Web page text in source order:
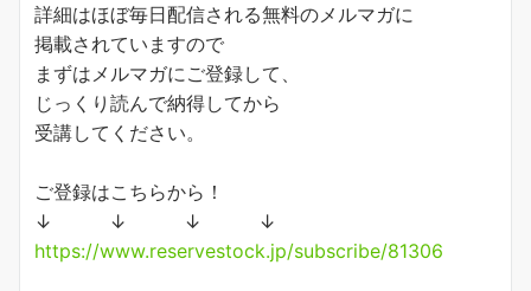
詳細はほぼ毎日配信される無料のメルマガに
掲載されていますので
まずはメルマガにご登録して、
じっくり読んで納得してから
受講してください。
ご登録はこちらから！
↓ ↓ ↓ ↓
https://www.reservestock.jp/subscribe/81306